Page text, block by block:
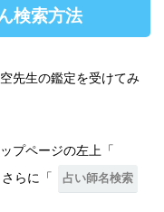
検索方法
先生の鑑定を受けてみ
プページの左上「
らに「 占い師名検索